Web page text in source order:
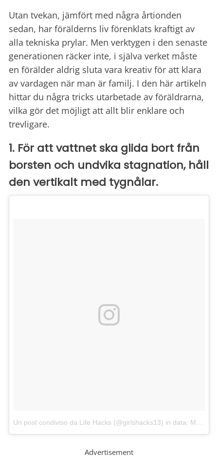
Utan tvekan, jämfört med några årtionden
sedan, har förälderns liv förenklats kraftigt av
alla tekniska prylar. Men verktygen i den senaste
generationen räcker inte, i själva verket måste
en förälder aldrig sluta vara kreativ för att klara
av vardagen när man är familj. I den här artikeln
hittar du några tricks utarbetade av föräldrarna,
vilka gör det möjligt att allt blir enklare och
trevligare.
1. För att vattnet ska glida bort från
borsten och undvika stagnation, håll
den vertikalt med tygnålar.
Un post condiviso da Life Hacks (@girlshacks13) in data: Mar 2, 2016 at 8:07 PST
Advertisement